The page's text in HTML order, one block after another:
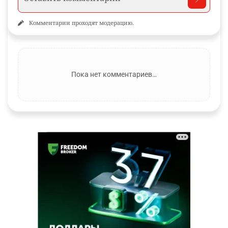
Комментарии проходят модерацию.
Пока нет комментариев…